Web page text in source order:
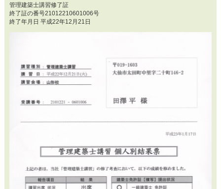
管理建築士講習修了証
終了証の番号21012210601006号
終了年月日 平成22年12月21日